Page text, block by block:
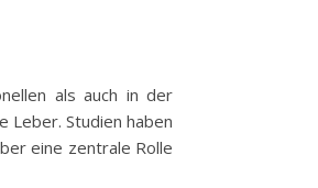
als auch in der
Leber. Studien haben
eine zentrale Rolle